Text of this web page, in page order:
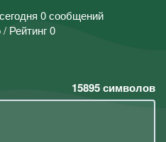
0 сообщений
Рейтинг 0
15895символов